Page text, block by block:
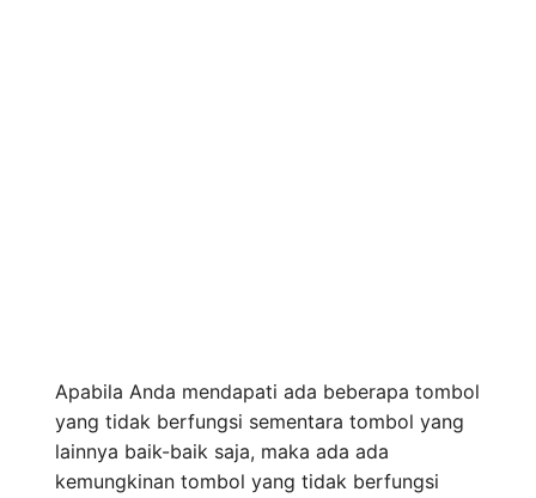
Apabila Anda mendapati ada beberapa tombol
yang tidak berfungsi sementara tombol yang
lainnya baik-baik saja, maka ada ada
kemungkinan tombol yang tidak berfungsi